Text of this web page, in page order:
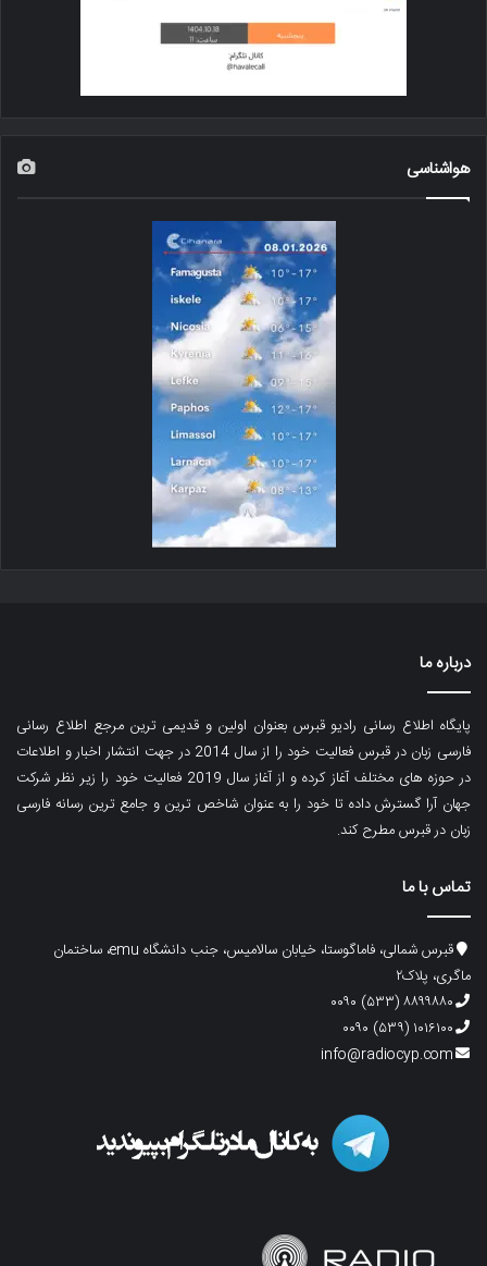
هواشناسی
درباره ما
پایگاه اطلاع رسانی رادیو قبرس بعنوان اولین و قدیمی ترین مرجع اطلاع رسانی
فارسی زبان در قبرس فعالیت خود را از سال 2014 در جهت انتشار اخبار و اطلاعات
در حوزه های مختلف آغاز کرده و از آغاز سال 2019 فعالیت خود را زیر نظر شرکت
جهان آرا گسترش داده تا خود را به عنوان شاخص ترین و جامع ترین رسانه فارسی
زبان در قبرس مطرح کند.
تماس با ما
قبرس شمالی، فاماگوستا، خیابان سالامیس، جنب دانشگاه emu، ساختمان
ماگری، پلاک۲
۸۸۹۹۸۸۰ (۵۳۳) ۰۰۹۰
۱۰۱۶۱۰۰ (۵۳۹) ۰۰۹۰
info@radiocyp.com